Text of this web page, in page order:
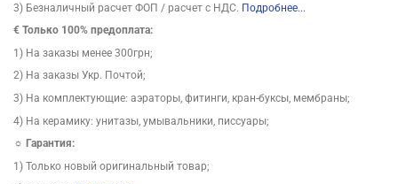
3) Безналичный расчет ФОП / расчет с НДС. Подробнее...
€ Только 100% предоплата:
1) На заказы менее 300грн;
2) На заказы Укр. Почтой;
3) На комплектующие: аэраторы, фитинги, кран-буксы, мембраны;
4) На керамику: унитазы, умывальники, писсуары;
☼ Гарантия:
1) Только новый оригинальный товар;